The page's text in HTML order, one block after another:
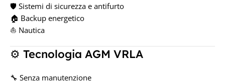
🛡️ Sistemi di sicurezza e antifurto
🏠 Backup energetico
⛵ Nautica
⚙️ Tecnologia AGM VRLA
🔧 Senza manutenzione